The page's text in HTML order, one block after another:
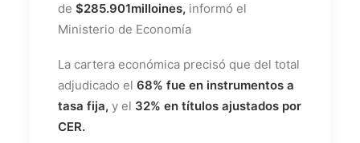
de $285.901milloines, informó el
Ministerio de Economía
La cartera económica precisó que del total
adjudicado el 68% fue en instrumentos a
tasa fija, y el 32% en títulos ajustados por
CER.